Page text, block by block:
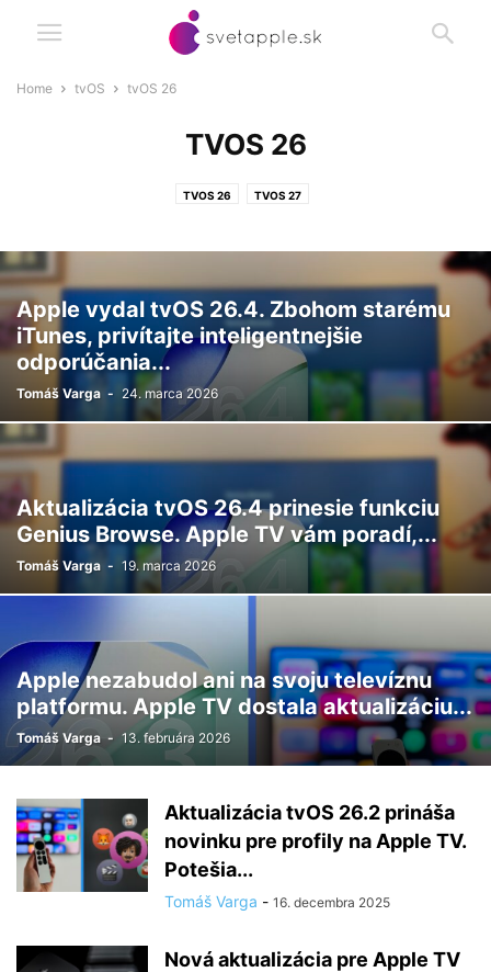
Home tvOS tvOS 26
TVOS 26
TVOS 26 TVOS 27
Apple vydal tvOS 26.4. Zbohom starému
iTunes, privítajte inteligentnejšie
odporúčania...
Tomáš Varga - 24. marca 2026
Aktualizácia tvOS 26.4 prinesie funkciu
Genius Browse. Apple TV vám poradí,...
Tomáš Varga - 19. marca 2026
Apple nezabudol ani na svoju televíznu
platformu. Apple TV dostala aktualizáciu...
Tomáš Varga - 13. februára 2026
Aktualizácia tvOS 26.2 prináša
novinku pre profily na Apple TV.
Potešia...
Tomáš Varga - 16. decembra 2025
Nová aktualizácia pre Apple TV